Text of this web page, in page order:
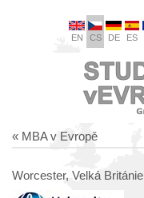
EN CS DE ES
« MBA v Evropě
Worcester, Velká Británie